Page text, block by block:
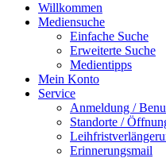
Willkommen
Mediensuche
Einfache Suche
Erweiterte Suche
Medientipps
Mein Konto
Service
Anmeldung /
Standorte /
Erinnerungsmail